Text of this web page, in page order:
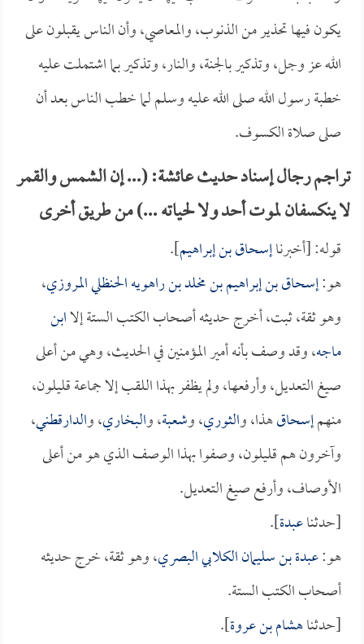
يكون فيها تحذير من الذنوب، والمعاصي، وأن الناس يقبلون على
الله عز وجل، وتذكير بالجنة، والنار، وتذكير بما اشتملت عليه
خطبة رسول الله صلى الله عليه وسلم لما خطب الناس بعد أن
صلى صلاة الكسوف.
تراجم رجال إسناد حديث عائشة: (... إن الشمس والقمر
لا ينكسفان لموت أحد ولا لحياته ...) من طريق أخرى
قوله: [أخبرناإسحاق بن إبراهيم].
هو:إسحاق بن إبراهيم بن مخلد بن راهويه الحنظلي المروزي،
وهو ثقة، ثبت، أخرج حديثه أصحاب الكتب الستة إلاابن
ماجه، وقد وصف بأنه أمير المؤمنين في الحديث، وهي من أعلى
صيغ التعديل، وأرفعها، ولم يظفر بهذا اللقب إلا جماعة قليلون،
منهمإسحاقهذا، والثوري، وشعبة، والبخاري، والدارقطني،
وآخرون هم قليلون، وصفوا بهذا الوصف الذي هو من أعلى
الأوصاف، وأرفع صيغ التعديل.
[حدثناعبدة].
هو:عبدة بن سليمان الكلابي البصري، وهو ثقة، خرج حديثه
أصحاب الكتب الستة.
[حدثناهشام بن عروة].